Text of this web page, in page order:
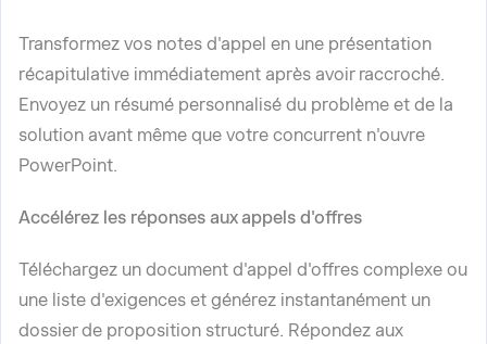
Transformez vos notes d'appel en une présentation
récapitulative immédiatement après avoir raccroché.
Envoyez un résumé personnalisé du problème et de la
solution avant même que votre concurrent n'ouvre
PowerPoint.
Accélérez les réponses aux appels d'offres
Téléchargez un document d'appel d'offres complexe ou
une liste d'exigences et générez instantanément un
dossier de proposition structuré. Répondez aux